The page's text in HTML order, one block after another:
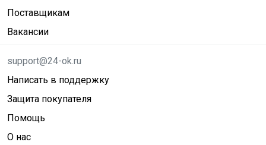
Поставщикам
Вакансии
support@24-ok.ru
Написать в поддержку
Защита покупателя
Помощь
О нас